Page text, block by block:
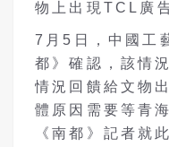
物上出現TCL廣
7月5日，中國工
都》確認，該情
情況回饋給文物
體原因需要等青
《南都》記者就